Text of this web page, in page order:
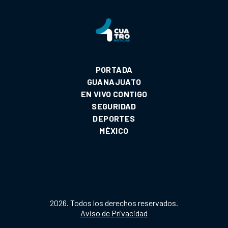
PORTADA
GUANAJUATO
EN VIVO CONTIGO
SEGURIDAD
DEPORTES
MÉXICO
2026. Todos los derechos reservados.
Aviso de Privacidad